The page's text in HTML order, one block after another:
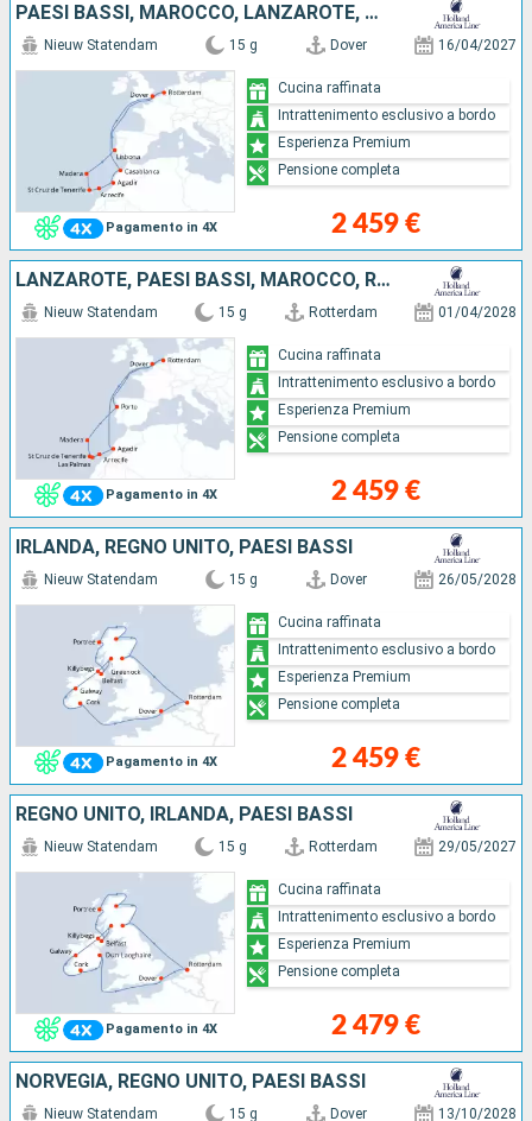
PAESI BASSI, MAROCCO, LANZAROTE, TENERIFE, PORTOGALLO, REGNO UNITO
Pagamento in 4X
Nieuw Statendam 15 g Dover 16/04/2027
2 459 €
Cucina raffinata
Intrattenimento esclusivo a bordo
Esperienza Premium
Pensione completa
LANZAROTE, PAESI BASSI, MAROCCO, REGNO UNITO, PORTOGALLO, TENERIFE, MAIORCA
Pagamento in 4X
Nieuw Statendam 15 g Rotterdam 01/04/2028
2 459 €
Cucina raffinata
Intrattenimento esclusivo a bordo
Esperienza Premium
Pensione completa
IRLANDA, REGNO UNITO, PAESI BASSI
Pagamento in 4X
Nieuw Statendam 15 g Dover 26/05/2028
2 459 €
Cucina raffinata
Intrattenimento esclusivo a bordo
Esperienza Premium
Pensione completa
REGNO UNITO, IRLANDA, PAESI BASSI
Pagamento in 4X
Nieuw Statendam 15 g Rotterdam 29/05/2027
2 479 €
Cucina raffinata
Intrattenimento esclusivo a bordo
Esperienza Premium
Pensione completa
NORVEGIA, REGNO UNITO, PAESI BASSI
Nieuw Statendam 15 g Dover 13/10/2028